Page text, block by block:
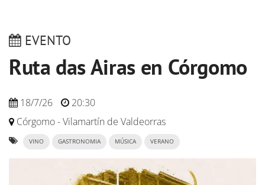
EVENTO
Ruta das Airas en Córgomo
18/7/26
20:30
Córgomo - Vilamartín de Valdeorras
VINO GASTRONOMIA MÚSICA VERANO